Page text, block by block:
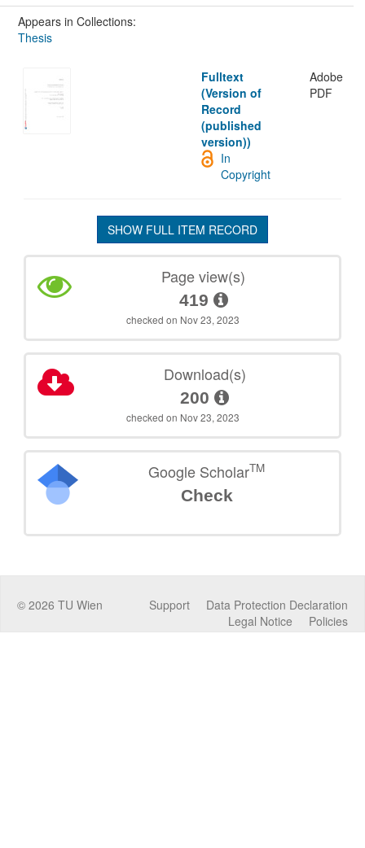
Appears in Collections:
Thesis
Fulltext
(Version of
Record
(published
version))
Adobe
PDF
In
Copyright
SHOW FULL ITEM RECORD
Page view(s)
419
checked on Nov 23, 2023
Download(s)
200
checked on Nov 23, 2023
Google ScholarTM
Check
© 2026 TU Wien Data Protection Declaration
Support
Policies
Legal Notice